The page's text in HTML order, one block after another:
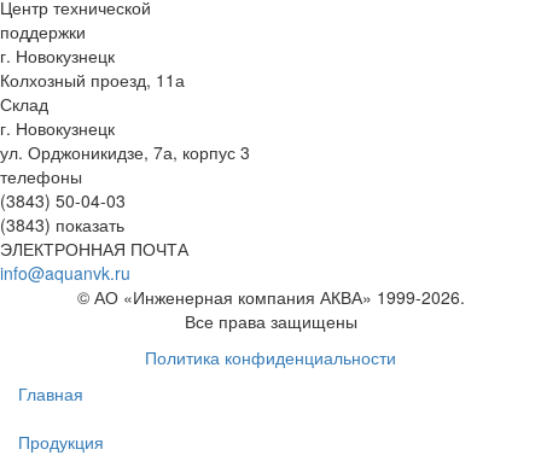
Центр технической
поддержки
г. Новокузнецк
Колхозный проезд, 11а
Склад
г. Новокузнецк
ул. Орджоникидзе, 7а, корпус 3
телефоны
(3843) 50-04-03
(3843) показать
ЭЛЕКТРОННАЯ ПОЧТА
info@aquanvk.ru
© АО «Инженерная компания АКВА» 1999-2026.
Все права защищены
Политика конфиденциальности
Главная
Продукция